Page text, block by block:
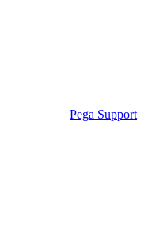
Pega Support